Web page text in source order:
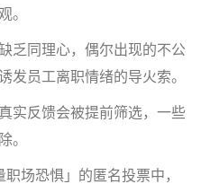
。
同理心，偶尔出现的不公
发员工离职情绪的导火索。
反馈会被提前筛选，一些
。
场恐惧」的匿名投票中，